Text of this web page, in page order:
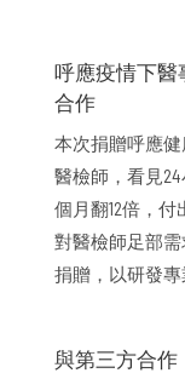
呼應疫情下醫
合作
本次捐贈呼應
醫檢師，看見
個月翻12倍，
對醫檢師足部
捐贈，以研發專
與第三方合作